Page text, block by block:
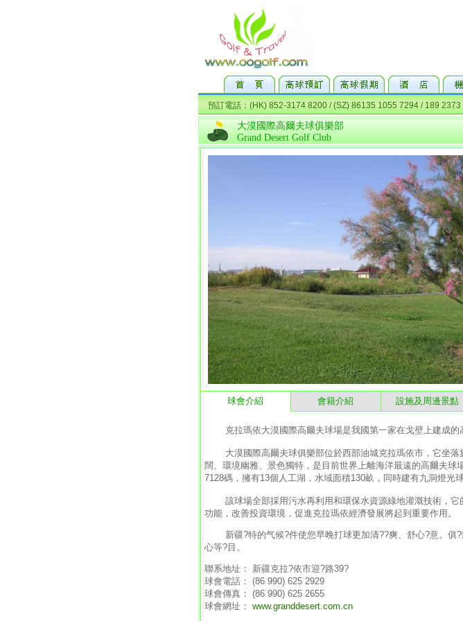
大漠國際高爾夫球俱樂部
Grand Desert Golf Club
球會介紹 會籍介紹 設施及周邊景點
克拉瑪依大漠國際高爾夫球場是我國第一家在戈壁上建成的
大漠國際高爾夫球俱樂部位於西部油城克拉瑪依市，它坐落
闊、環境幽雅、景色獨特，是目前世界上離海洋最遠的高爾夫
7128碼，擁有13個人工湖，水域面積130畝，同時建有九洞燈光
該球場全部採用污水再利用和環保水資源綠地灌溉技術，它
功能，改善投資環境，促進克拉瑪依經濟發展將起到重要作用。
新疆?特的气候?件使您早晚打球更加清??爽、舒心?意。俱?
心等?目。
聯系地址： 新疆克拉?依市迎?路39?
球會電話： (86 990) 625 2929
球會傳真： (86 990) 625 2655
球會網址： www.granddesert.com.cn